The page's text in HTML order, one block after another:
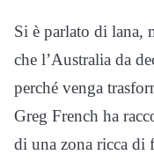
Si è parlato di lana,
che l’Australia da
perché venga
Greg French ha
di una zona ricca di